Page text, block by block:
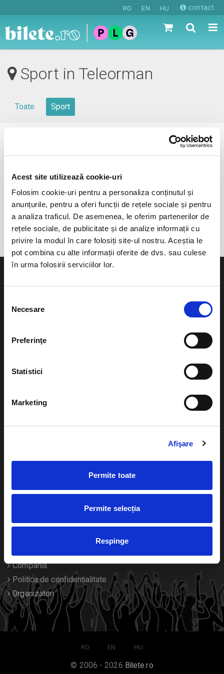
Acest site utilizează cookie-uri
Folosim cookie-uri pentru a personaliza conținutul și
anunțurile, pentru a oferi funcții de rețele sociale și pentru
a analiza traficul. De asemenea, le oferim partenerilor de
rețele sociale, de publicitate și de analize informații cu
privire la modul în care folosiți site-ul nostru. Aceștia le
pot combina cu alte informații oferite de dvs. sau culese
în urma folosirii serviciilor lor.
consimțământului
Necesare
Preferinţe
Statistici
Marketing
Afişare
Permite toate
Permite selecția
Respinge
RO EN HU contact
Sport in Teleorman
Toate Sport
0 evenimente in viitorul apropiat
anunta-ma pe email cand apare urmatorul eveniment la
Teleorman
Evenimente
Teatru
festivaluri
Diverse
Despre noi
Contact
Compania
Politica de confidentialitate
Organizatori
RO EN HU
© 2006 - 2026 Bilete.ro